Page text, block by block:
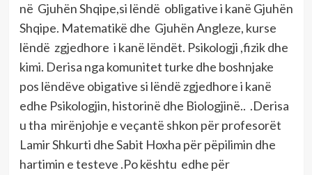
në Gjuhën Shqipe,si lëndë obligative i kanë Gjuhën
Shqipe. Matematikë dhe Gjuhën Angleze, kurse
lëndë zgjedhore i kanë lëndët. Psikologji ,fizik dhe
kimi. Derisa nga komunitet turke dhe boshnjake
pos lëndëve obigative si lëndë zgjedhore i kanë
edhe Psikologjin, historinë dhe Biologjinë.. .Derisa
u tha mirënjohje e veçantë shkon për profesorët
Lamir Shkurti dhe Sabit Hoxha për pëpilimin dhe
hartimin e testeve .Po kështu edhe për